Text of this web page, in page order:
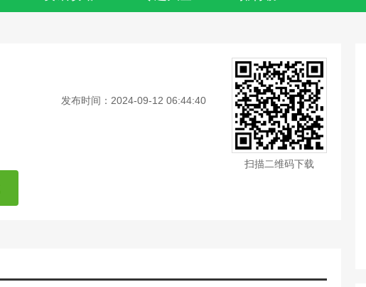
发布时间：2024-09-12 06:44:40
扫描二维码下载